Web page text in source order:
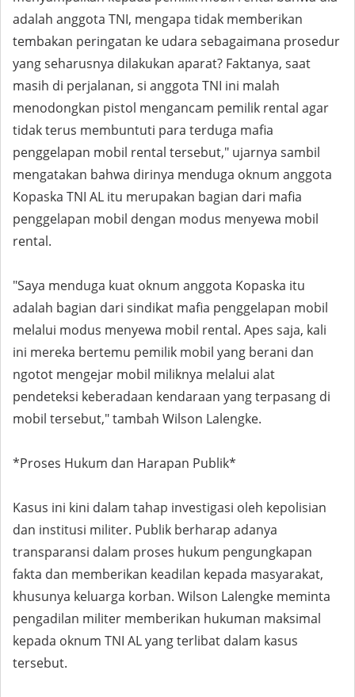
adalah anggota TNI, mengapa tidak memberikan
tembakan peringatan ke udara sebagaimana prosedur
yang seharusnya dilakukan aparat? Faktanya, saat
masih di perjalanan, si anggota TNI ini malah
menodongkan pistol mengancam pemilik rental agar
tidak terus membuntuti para terduga mafia
penggelapan mobil rental tersebut," ujarnya sambil
mengatakan bahwa dirinya menduga oknum anggota
Kopaska TNI AL itu merupakan bagian dari mafia
penggelapan mobil dengan modus menyewa mobil
rental.
"Saya menduga kuat oknum anggota Kopaska itu
adalah bagian dari sindikat mafia penggelapan mobil
melalui modus menyewa mobil rental. Apes saja, kali
ini mereka bertemu pemilik mobil yang berani dan
ngotot mengejar mobil miliknya melalui alat
pendeteksi keberadaan kendaraan yang terpasang di
mobil tersebut," tambah Wilson Lalengke.
*Proses Hukum dan Harapan Publik*
Kasus ini kini dalam tahap investigasi oleh kepolisian
dan institusi militer. Publik berharap adanya
transparansi dalam proses hukum pengungkapan
fakta dan memberikan keadilan kepada masyarakat,
khusunya keluarga korban. Wilson Lalengke meminta
pengadilan militer memberikan hukuman maksimal
kepada oknum TNI AL yang terlibat dalam kasus
tersebut.